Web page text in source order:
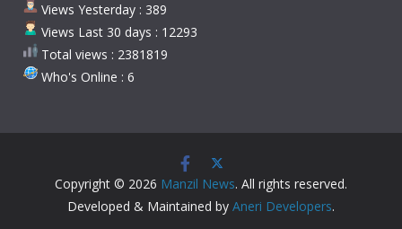
Views Yesterday : 389
Views Last 30 days : 12293
Total views : 2381819
Who's Online : 6
Copyright © 2026 Manzil News. All rights reserved.
Developed & Maintained by Aneri Developers.